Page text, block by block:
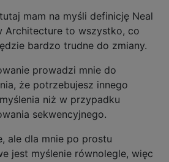
mam na myśli definicję Neal
Architecture to wszystko, co
bardzo trudne do zmiany.
prowadzi mnie do
że ​​potrzebujesz innego
niż w przypadku
sekwencyjnego.
ale dla mnie po prostu
jest myślenie równolegle, więc